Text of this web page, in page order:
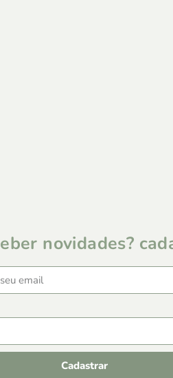
novidades?
Cadastrar